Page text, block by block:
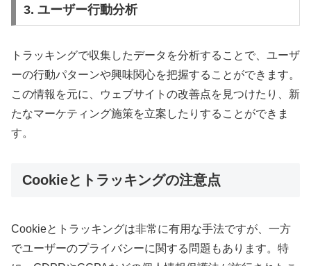
3. ユーザー行動分析
トラッキングで収集したデータを分析することで、ユーザ
ーの行動パターンや興味関心を把握することができます。
この情報を元に、ウェブサイトの改善点を見つけたり、新
たなマーケティング施策を立案したりすることができま
す。
Cookieとトラッキングの注意点
Cookieとトラッキングは非常に有用な手法ですが、一方
でユーザーのプライバシーに関する問題もあります。特